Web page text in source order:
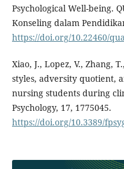
Psychological Well-being.
Konseling dalam
https://doi.org/10.22460/
Xiao, J., Lopez, V., Zhang,
styles, adversity quotient,
nursing students during
Psychology, 17, 1775045.
https://doi.org/10.3389/